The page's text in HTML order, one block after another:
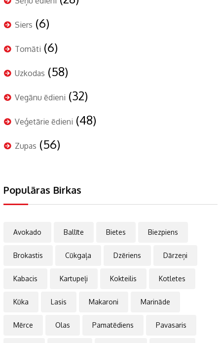
Siers (6)
Tomāti (6)
Uzkodas (58)
Vegānu ēdieni (32)
Veģetārie ēdieni (48)
Zupas (56)
Populāras Birkas
Avokado Ballīte Bietes Biezpiens
Brokastis Cūkgaļa Dzēriens Dārzeņi
Kabacis Kartupeļi Kokteilis Kotletes
Kūka Lasis Makaroni Marināde
Mērce Olas Pamatēdiens Pavasaris